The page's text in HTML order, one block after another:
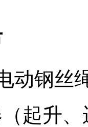
动钢丝
起升